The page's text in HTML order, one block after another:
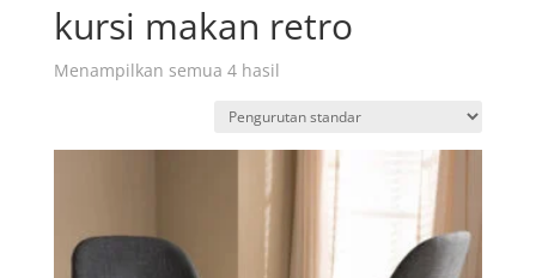
kursi makan retro
Menampilkan semua 4 hasil